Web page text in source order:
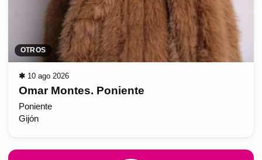
OTROS
✱ 10 ago 2026
Omar Montes. Poniente
Poniente
Gijón